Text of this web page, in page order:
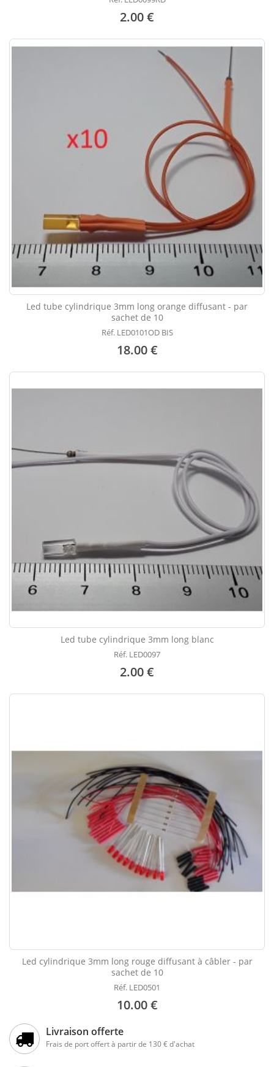
2.00 €
Led tube cylindrique 3mm long orange diffusant - par
sachet de 10
Réf. LED0101OD BIS
18.00 €
Led tube cylindrique 3mm long blanc
Réf. LED0097
2.00 €
Led cylindrique 3mm long rouge diffusant à câbler - par
sachet de 10
Réf. LED0501
10.00 €
Livraison offerte
Frais de port offert à partir de 130 € d'achat